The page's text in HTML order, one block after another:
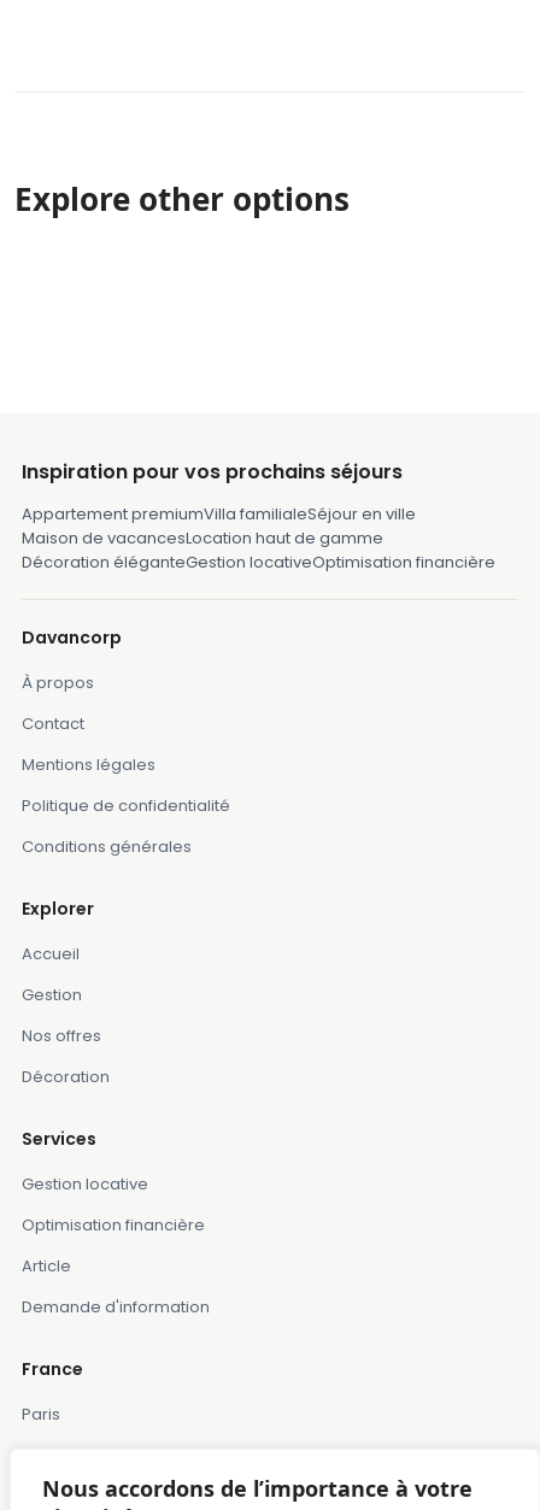
Nous accordons de l’importance à votre
Explore other options
Inspiration pour vos prochains séjours
Appartement premiumVilla familialeSéjour en ville
Maison de vacancesLocation haut de gamme
Décoration éléganteGestion locativeOptimisation financière
Davancorp
À propos
Contact
Mentions légales
Politique de confidentialité
Conditions générales
Explorer
Accueil
Gestion
Nos offres
Décoration
Services
Gestion locative
Optimisation financière
Article
Demande d'information
France
Paris
Lille